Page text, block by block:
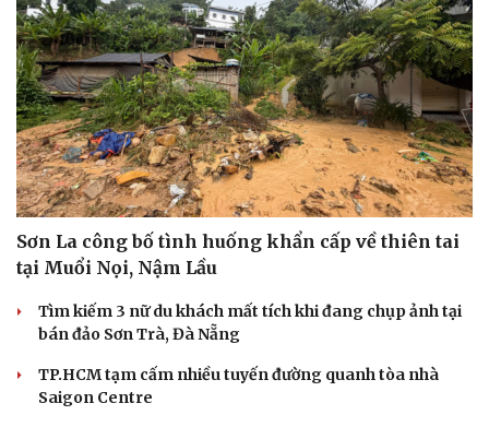
Sơn La công bố tình huống khẩn cấp về thiên tai
tại Muổi Nọi, Nậm Lầu
Tìm kiếm 3 nữ du khách mất tích khi đang chụp ảnh tại
bán đảo Sơn Trà, Đà Nẵng
TP.HCM tạm cấm nhiều tuyến đường quanh tòa nhà
Saigon Centre